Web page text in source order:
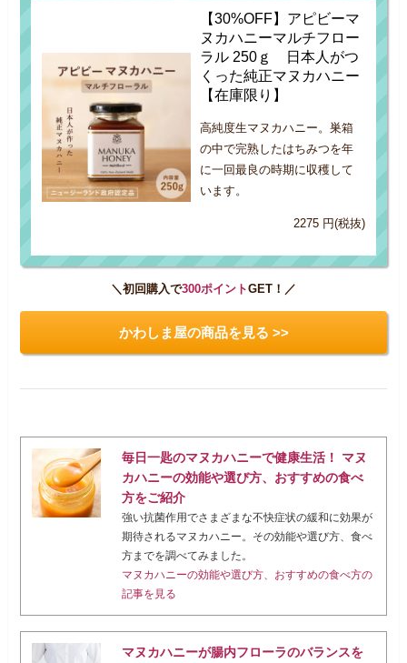
【30%OFF】アピビーマ
ヌカハニーマルチフロー
ラル 250ｇ 日本人がつ
くった純正マヌカハニー
【在庫限り】
高純度生マヌカハニー。巣箱
の中で完熟したはちみつを年
に一回最良の時期に収穫して
います。
2275 円(税抜)
＼初回購入で300ポイントGET！／
かわしま屋の商品を見る >>
毎日一匙のマヌカハニーで健康生活！ マヌ
カハニーの効能や選び方、おすすめの食べ
方をご紹介
強い抗菌作用でさまざまな不快症状の緩和に効果が
期待されるマヌカハニー。その効能や選び方、食べ
方までを調べてみました。
マヌカハニーの効能や選び方、おすすめの食べ方の
記事を見る
マヌカハニーが腸内フローラのバランスを